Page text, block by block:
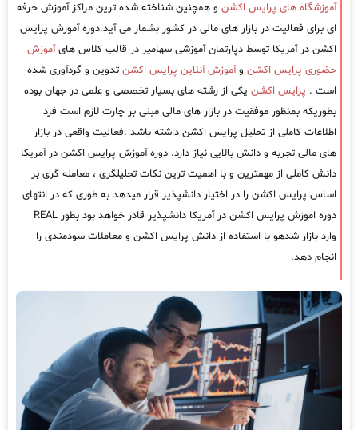
آموزشگاه های پرایس اکشن و همچنین شناخته شده ترین مراکز آموزش حرفه
ای برای فعالیت در بازار های مالی در کشور بشمار می آید.دوره آموزش پرایس
اکشن در آمریکا توسط دپارتمان آموزشی سهامیر در قالب کلاس هایآموزش
حضوری پرایس اکشن وآموزش آنلاین پرایس اکشن تدوین و گردآوری شده
است . پرایس اکشن یکی از رشته های بسیار تخصصی و علمی در جهان بوده
بطوریکه بمنظور موفقیت در بازار های مالی مبنی بر چارت لازم است فرد
اطلاعات کاملی از تحلیل پرایس اکشن داشته باشد .فعالیت واقعی در بازار
های مالی تجربه و دانش بالایی نیاز دارد. دوره آموزش پرایس اکشن در آمریکا
دانش کاملی از مهمترین و با اهمیت ترین نکات تحلیلگری ، معامله گری بر
اساس پرایس اکشن را در اختیار دانشپذیر قرار میدهد به طوری که در انتهای
دوره اموزش پرایس اکشن در آمریکا دانشپذیر قادر خواهد بود بطور REAL
وارد بازار شدهو با استفاده از دانش پرایس اکشن و معاملات سودمندی را
انجام دهد.